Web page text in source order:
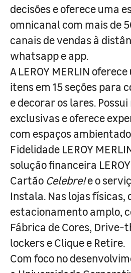
decisões e oferece uma
omnicanal com mais de
canais de vendas à
whatsapp e app.
A LEROY MERLIN
itens em 15 seções para
e decorar os lares.
exclusivas e oferece
com espaços
Fidelidade LEROY
solução financeira
Cartão Celebre!e o
Instala. Nas lojas físicas,
estacionamento amplo,
Fábrica de Cores, Drive-
lockers e Clique e Retire.
Com foco no